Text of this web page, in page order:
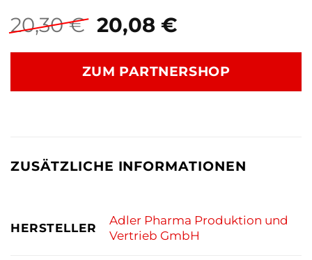
20,30€ Ursprünglicher
Preis
war:
20,30 €
20,08 €Aktueller
ist:
20,08 €.
ZUM PARTNERSHOP
ZUSÄTZLICHE INFORMATIONEN
HERSTELLER
Adler Pharma Produktion und
Vertrieb GmbH